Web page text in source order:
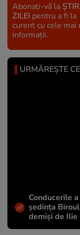
Abonați-vă la
ZILEI pentru a fi la
curent cu cele mai
informații.
URMĂREȘTE
Conducerile
ședința
demiși de Ilie